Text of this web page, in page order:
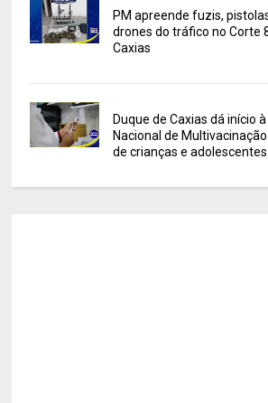
PM apreende fuzis,
drones do tráfico no Corte
Caxias
Duque de Caxias dá início
Nacional de
de crianças e adolescentes